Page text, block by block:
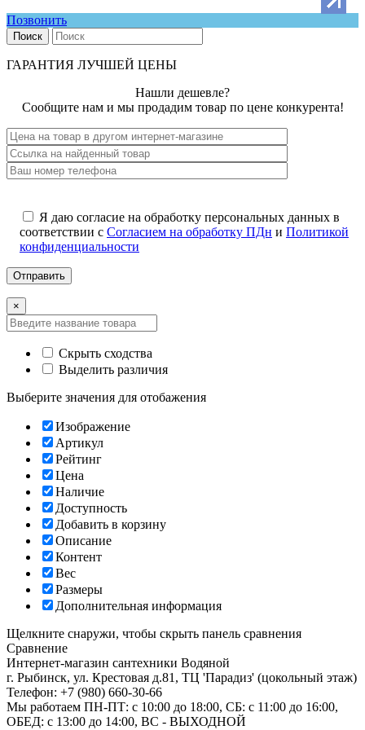
Позвонить
Поиск
ГАРАНТИЯ ЛУЧШЕЙ ЦЕНЫ
Нашли дешевле?
Сообщите нам и мы продадим товар по цене конкурента!
Я даю согласие на обработку персональных данных в
соответствии с Согласием на обработку ПДн и Политикой
конфиденциальности
×
Скрыть сходства
Выделить различия
Выберите значения для отобажения
Изображение
Артикул
Рейтинг
Цена
Наличие
Доступность
Добавить в корзину
Описание
Контент
Вес
Размеры
Дополнительная информация
Щелкните снаружи, чтобы скрыть панель сравнения
Сравнение
Интернет-магазин сантехники Водяной
г. Рыбинск, ул. Крестовая д.81, ТЦ 'Парадиз' (цокольный этаж)
Телефон: +7 (980) 660-30-66
Мы работаем ПН-ПТ: с 10:00 до 18:00, СБ: с 11:00 до 16:00,
ОБЕД: с 13:00 до 14:00, ВС - ВЫХОДНОЙ